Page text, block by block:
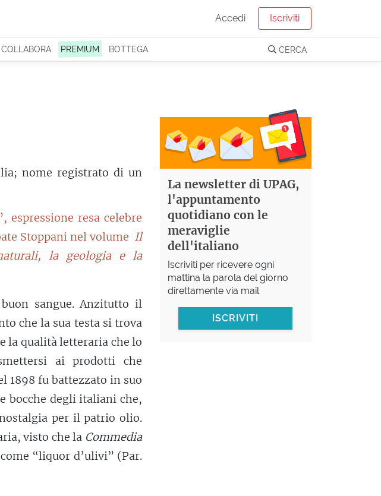
Accedi Iscriviti
COLLABORA PREMIUM BOTTEGA CERCA
nome registrato di un
espressione resa celebre
Stoppani nel volume Il
la geologia e la
sangue. Anzitutto il
che la sua testa si trova
la qualità letteraria che lo
ai prodotti che
1898 fu battezzato in suo
bocche degli italiani che,
per il patrio olio.
visto che la Commedia
“liquor d’ulivi” (Par.
La newsletter di UPAG,
l'appuntamento
quotidiano con le
meraviglie
dell'italiano
Iscriviti per ricevere ogni
mattina la parola del giorno
direttamente via mail
ISCRIVITI